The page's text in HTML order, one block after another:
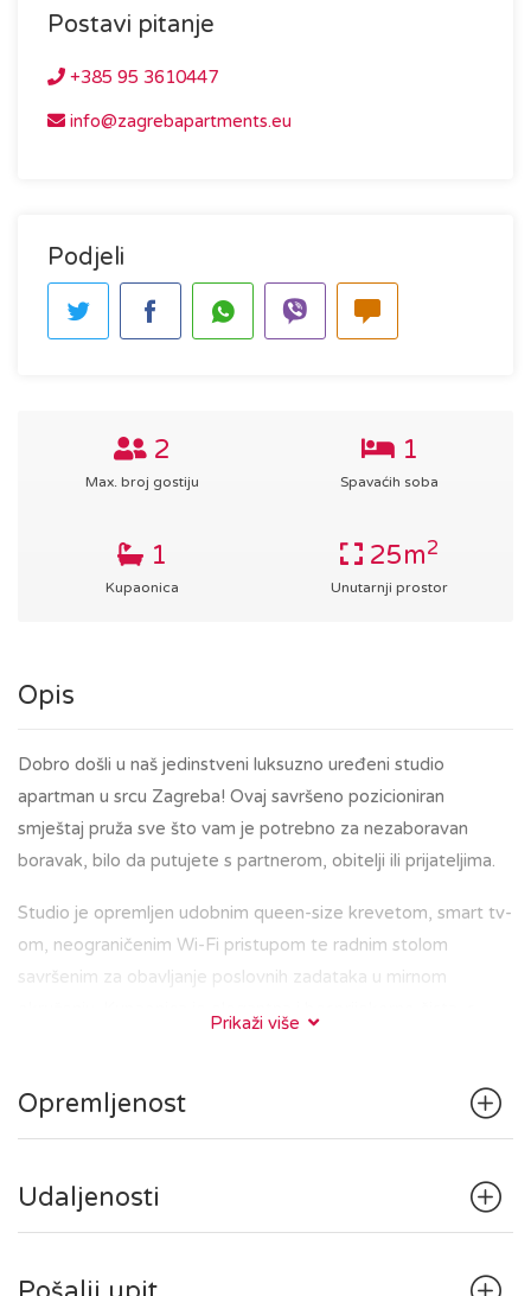
Postavi pitanje
+385 95 3610447
info@zagrebapartments.eu
Podjeli
2
Max. broj gostiju
1
Spavaćih soba
1
Kupaonica
25m2
Unutarnji prostor
Opis
Dobro došli u naš jedinstveni luksuzno uređeni studio
apartman u srcu Zagreba! Ovaj savršeno pozicioniran
smještaj pruža sve što vam je potrebno za nezaboravan
boravak, bilo da putujete s partnerom, obitelji ili prijateljima.
Studio je opremljen udobnim queen-size krevetom, smart tv-
om, neograničenim Wi-Fi pristupom te radnim stolom
savršenim za obavljanje poslovnih zadataka u mirnom
jednostavnih jela.
U zajedničkom hodniku se nalazi perilica/sušilica sa svim
Nalazeći se u središtu Zagreba, bit ćete na korak od glavnih
Prikaži više
Opremljenost
Udaljenosti